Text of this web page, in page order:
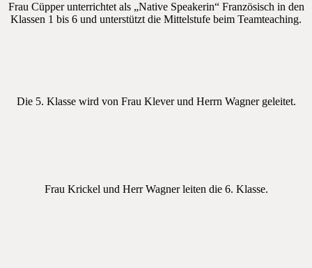
Frau Cüpper unterrichtet als „Native Speakerin“ Französisch in den
Klassen 1 bis 6 und unterstützt die Mittelstufe beim Teamteaching.
Die 5. Klasse wird von Frau Klever und Herrn Wagner geleitet.
Frau Krickel und Herr Wagner leiten die 6. Klasse.